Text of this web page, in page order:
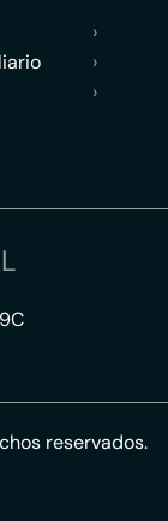
›
›
›
reservados.